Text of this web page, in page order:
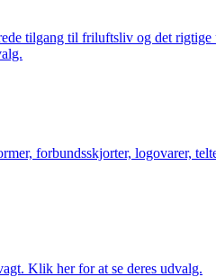
tilgang til friluftsliv og det
forbundsskjorter, logovarer,
Klik her for at se deres udvalg.